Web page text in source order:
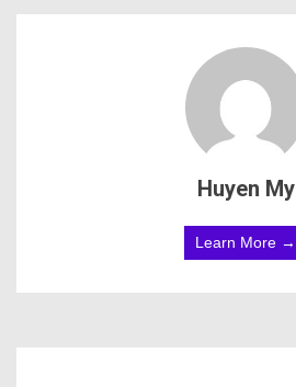
Huyen My
Learn More →